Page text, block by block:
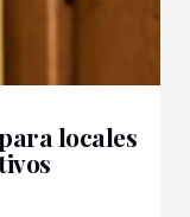
locales